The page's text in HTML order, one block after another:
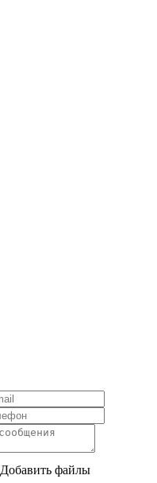
Добавить файлы